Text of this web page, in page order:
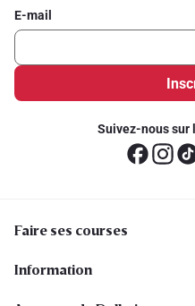
E-mail
Suivez-nous sur
Faire ses courses
Information